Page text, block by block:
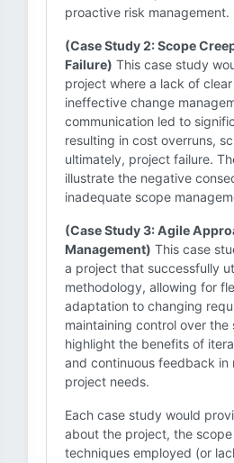
proactive risk management.
(Case Study 2: Scope
Failure) This case study
project where a lack of
ineffective change
communication led to
resulting in cost overruns,
ultimately, project failure.
illustrate the negative
inadequate scope
(Case Study 3: Agile
Management) This case
a project that successfully
methodology, allowing for
adaptation to changing
maintaining control over the
highlight the benefits of
and continuous feedback in
project needs.
Each case study would
about the project, the
techniques employed (or